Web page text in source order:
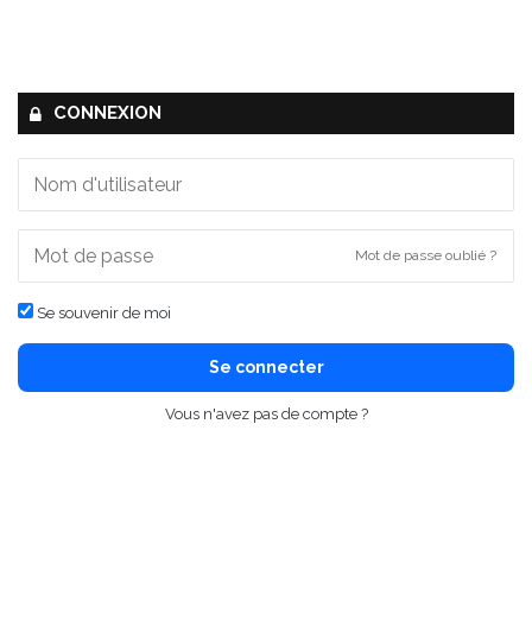
CONNEXION
Mot de passe oublié ?
Se souvenir de moi
Se connecter
Vous n'avez pas de compte ?